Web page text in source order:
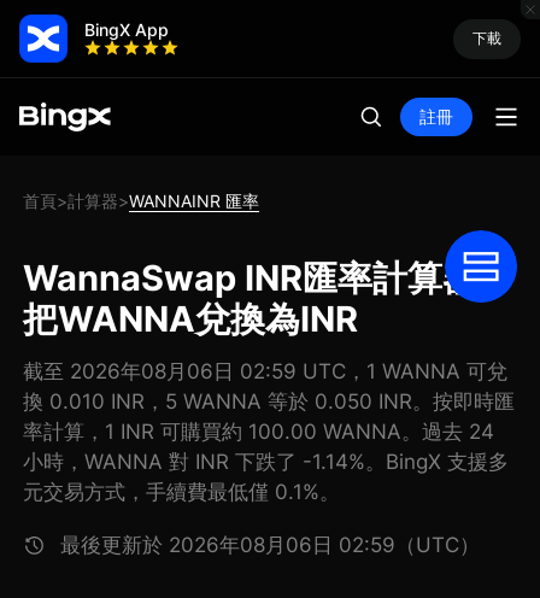
BingX App 下載
註冊
首頁>計算器>WANNAINR 匯率
WannaSwap INR匯率計算器:
把WANNA兌換為INR
截至 2026年08月06日 02:59 UTC，1 WANNA 可兌
換 0.010 INR，5 WANNA 等於 0.050 INR。按即時匯
率計算，1 INR 可購買約 100.00 WANNA。過去 24
小時，WANNA 對 INR 下跌了 -1.14%。BingX 支援多
元交易方式，手續費最低僅 0.1%。
最後更新於 2026年08月06日 02:59（UTC）